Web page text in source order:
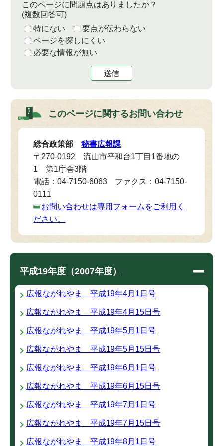
このページに問題点はありましたか？
(複数回答可)
特にない
要点が伝わらない
ページを探しにくい
必要な情報が無い
送信
このページに関するお問い合わせ
総合政策部秘書広報課
〒270-0192 流山市平和台1丁目1番地の
1 第1庁舎3階
電話：04-7150-6063 ファクス：04-7150-
0111
お問い合わせは専用フォームをご利用く
ださい。
平成19年度（2007年度）
広報ながれやま 平成19年4月1日号
広報ながれやま 平成19年4月15日号
広報ながれやま 平成19年5月1日号
広報ながれやま 平成19年5月15日号
広報ながれやま 平成19年6月1日号
広報ながれやま 平成19年6月15日号
広報ながれやま 平成19年7月1日号
広報ながれやま 平成19年7月15日号
広報ながれやま 平成19年8月1日号